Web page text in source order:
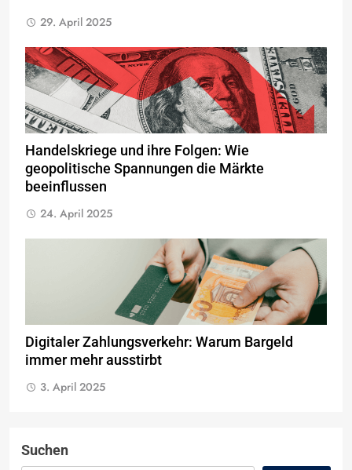
29. April 2025
Handelskriege und ihre Folgen: Wie
geopolitische Spannungen die Märkte
beeinflussen
24. April 2025
Digitaler Zahlungsverkehr: Warum Bargeld
immer mehr ausstirbt
3. April 2025
Suchen